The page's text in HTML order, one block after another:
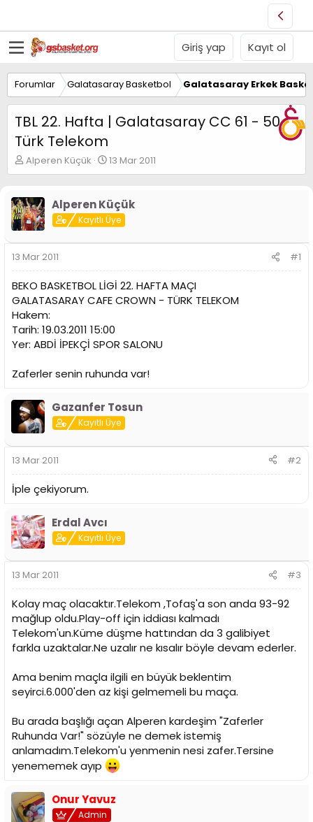
Giriş yap Kayıt ol
Forumlar Galatasaray Basketbol Galatasaray Erkek
TBL 22. Hafta | Galatasaray CC 61 - 50
Türk Telekom
K
o
u
y
u
B
a
ş
l
a
t
a
n
Alperen Küçük
B
a
l
a
n
ı
t
a
r
h
i
13 Mar 2011
Alperen Küçük
Kayıtlı Üye
13 Mar 2011 #1
BEKO BASKETBOL LİGİ 22. HAFTA MAÇI
GALATASARAY CAFE CROWN - TÜRK TELEKOM
Hakem:
Tarih: 19.03.2011 15:00
Yer: ABDİ İPEKÇİ SPOR SALONU
Zaferler senin ruhunda var!
Gazanfer Tosun
Kayıtlı Üye
13 Mar 2011 #2
İple çekiyorum.
Erdal Avcı
Kayıtlı Üye
13 Mar 2011 #3
Kolay maç olacaktır.Telekom ,Tofaş'a son anda 93-92
mağlup oldu.Play-off için iddiası kalmadı
Telekom'un.Küme düşme hattından da 3 galibiyet
farkla uzaktalar.Ne uzalır ne kısalır böyle devam ederler.
Ama benim maçla ilgili en büyük beklentim
seyirci.6.000'den az kişi gelmemeli bu maça.
Bu arada başlığı açan Alperen kardeşim "Zaferler
Ruhunda Var!" sözüyle ne demek istemiş
anlamadım.Telekom'u yenmenin nesi zafer.Tersine
yenememek ayıp
Onur Yavuz
Admin